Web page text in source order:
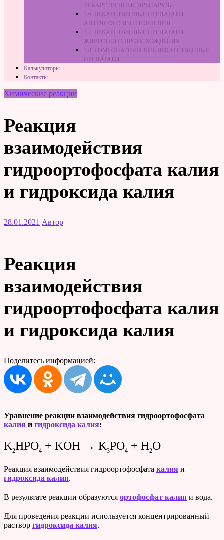
ЛЕКАРСТВЕННЫЕ ПРЕПАРАТЫ
3.6. ЛЕКАРСТВЕННЫЕ ПРЕПАРАТЫ
АПТЕЧНОГО ИЗГОТОВЛЕНИЯ
3.7. ЛЕКАРСТВЕННЫЕ ПРЕПАРАТЫ
ЖИВОТНОГО ПРОИСХОЖДЕНИЯ
3.8. ГОМЕОПАТИЧЕСКИЕ ЛЕКАРСТВЕННЫЕ
ПРЕПАРАТЫ
Калькуляторы
Контакты
Химические реакции
Реакция
взаимодействия
гидроортофосфата калия
и гидроксида калия
28.01.2021 Автор
Реакция
взаимодействия
гидроортофосфата калия
и гидроксида калия
Поделитесь информацией:
Уравнение реакции взаимодействия гидроортофосфата
калия и гидроксида калия:
K2HPO4 + KOH → K3PO4 + H2O
Реакция взаимодействия гидроортофосфата калия и
гидроксида калия.
В результате реакции образуются ортофосфат калия и вода.
Для проведения реакции используется концентрированный
раствор гидроксида калия.